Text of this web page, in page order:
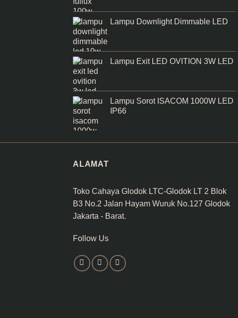
Lampu Downlight Dimmable LED
Lampu Exit LED OVITION 3W LED
Lampu Sorot ISACOM 1000W LED
IP66
ALAMAT
Toko Cahaya Glodok LTC-Glodok LT 2 Blok
B3 No.2 Jalan Hayam Wuruk No.127 Glodok
Jakarta - Barat.
Follow Us